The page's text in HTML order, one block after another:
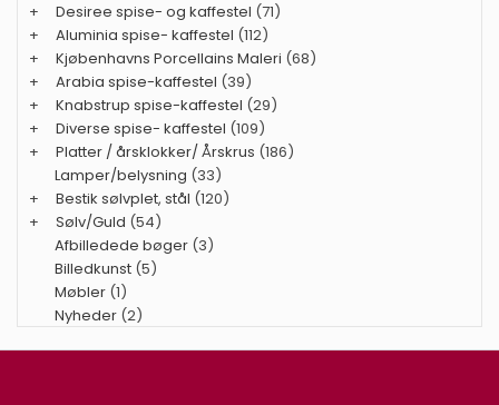
+
Desiree spise- og kaffestel (71)
+
Aluminia spise- kaffestel (112)
+
Kjøbenhavns Porcellains Maleri (68)
+
Arabia spise-kaffestel (39)
+
Knabstrup spise-kaffestel (29)
+
Diverse spise- kaffestel (109)
+
Platter / årsklokker/ Årskrus (186)
Lamper/belysning (33)
+
Bestik sølvplet, stål (120)
+
Sølv/Guld (54)
Afbilledede bøger (3)
Billedkunst (5)
Møbler (1)
Nyheder (2)